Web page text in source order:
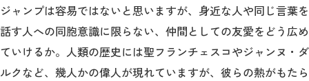
ジャンプは容易ではないと思いますが、身近な人や同じ言葉を
話す人への同胞意識に限らない、仲間としての友愛をどう広め
ていけるか。人類の歴史には聖フランチェスコやジャンヌ・ダ
ルクなど、幾人かの偉人が現れていますが、彼らの熱がもたら